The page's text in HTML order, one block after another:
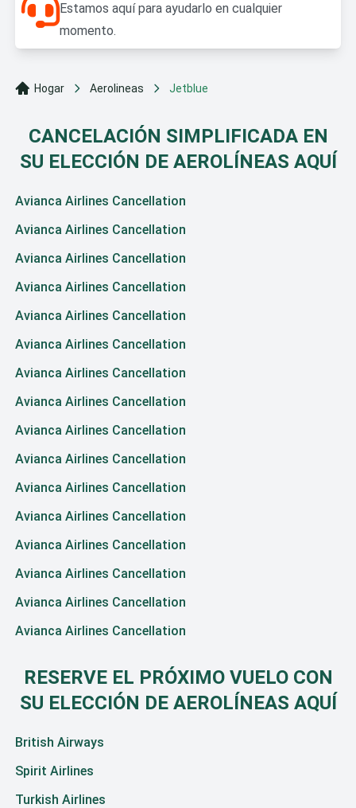
Estamos aquí para ayudarlo en cualquier
momento.
Hogar Aerolineas Jetblue
CANCELACIÓN SIMPLIFICADA EN
SU ELECCIÓN DE AEROLÍNEAS AQUÍ
Avianca Airlines Cancellation
Avianca Airlines Cancellation
Avianca Airlines Cancellation
Avianca Airlines Cancellation
Avianca Airlines Cancellation
Avianca Airlines Cancellation
Avianca Airlines Cancellation
Avianca Airlines Cancellation
Avianca Airlines Cancellation
Avianca Airlines Cancellation
Avianca Airlines Cancellation
Avianca Airlines Cancellation
Avianca Airlines Cancellation
Avianca Airlines Cancellation
Avianca Airlines Cancellation
Avianca Airlines Cancellation
RESERVE EL PRÓXIMO VUELO CON
SU ELECCIÓN DE AEROLÍNEAS AQUÍ
British Airways
Spirit Airlines
Turkish Airlines